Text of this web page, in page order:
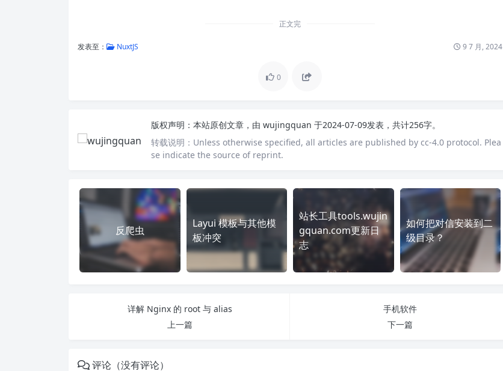
正文完
发表至： NuxtJS 9 7 月, 2024
0
版权声明： 本站原创文章，由 wujingquan 于2024-07-09发表，共计256字。
转载说明： Unless otherwise specified, all articles are published by cc-4.0 protocol. Plea
se indicate the source of reprint.
反爬虫
Layui 模板与其他模
板冲突
站长工具tools.wujin
gquan.com更新日
志
如何把对信安装到二
级目录？
详解 Nginx 的 root 与 alias
上一篇
手机软件
下一篇
评论（没有评论）